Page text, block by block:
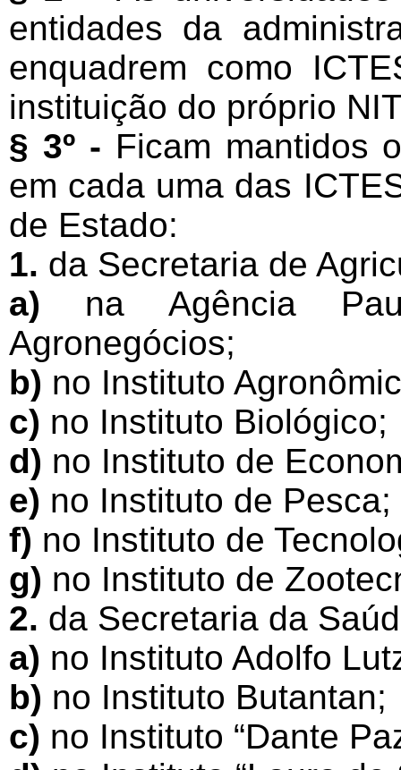
entidades da
enquadrem como
instituição do próprio
§ 3º - Ficam mantidos
em cada uma das
de Estado:
1. da Secretaria de
a) na Agência
Agronegócios;
b) no Instituto
c) no Instituto Biológico;
d) no Instituto de
e) no Instituto de Pesca;
f) no Instituto de
g) no Instituto de
2. da Secretaria da
a) no Instituto Adolfo
b) no Instituto Butantan;
c) no Instituto “Dante